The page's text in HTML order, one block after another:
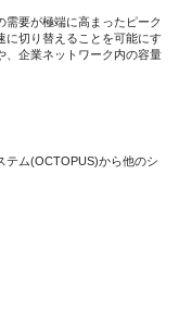
に基づく、個別のソ
需要が極端に高まったピーク
に切り替えることを可能にす
、企業ネットワーク内の容量
テム(OCTOPUS)から他のシ